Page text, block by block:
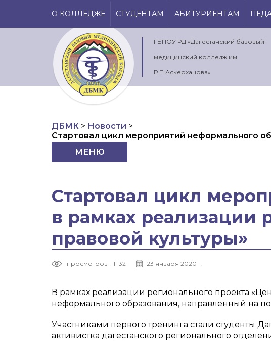
О КОЛЛЕДЖЕ СТУДЕНТАМ АБИТУРИЕНТАМ
ГБПОУ РД «Дагестанский базовый
медицинский колледж им.
Р.П.Аскерханова»
ДБМК > Новости >
Стартовал цикл мероприятий неформального
культуры»
МЕНЮ
Стартовал цикл
в рамках реализации
правовой культуры»
просмотров - 1 132 23 января 2020 г.
В рамках реализации регионального проекта
неформального образования, направленный на
Участниками первого тренинга стали студенты
активистка дагестанского регионального